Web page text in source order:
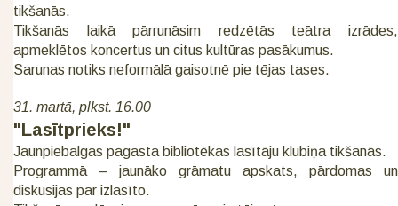
tikšanās.
Tikšanās laikā pārrunāsim redzētās teātra izrādes,
apmeklētos koncertus un citus kultūras pasākumus.
Sarunas notiks neformālā gaisotnē pie tējas tases.
31. martā, plkst. 16.00
"Lasītprieks!"
Jaunpiebalgas pagasta bibliotēkas lasītāju klubiņa tikšanās.
Programmā – jaunāko grāmatu apskats, pārdomas un
diskusijas par izlasīto.